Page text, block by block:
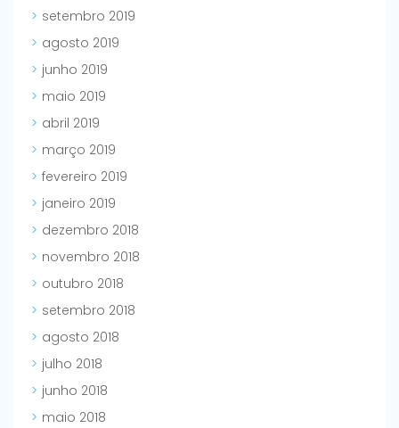
setembro 2019
agosto 2019
junho 2019
maio 2019
abril 2019
março 2019
fevereiro 2019
janeiro 2019
dezembro 2018
novembro 2018
outubro 2018
setembro 2018
agosto 2018
julho 2018
junho 2018
maio 2018